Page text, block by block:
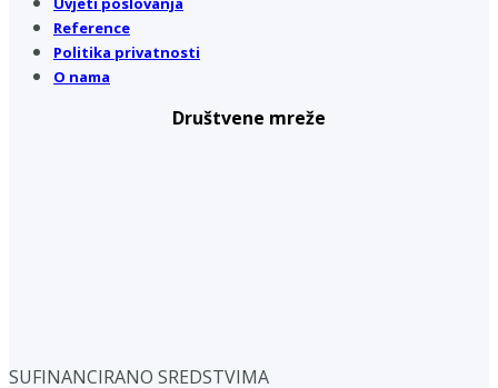
Reference
Politika privatnosti
O nama
Društvene mreže
SUFINANCIRANO SREDSTVIMA